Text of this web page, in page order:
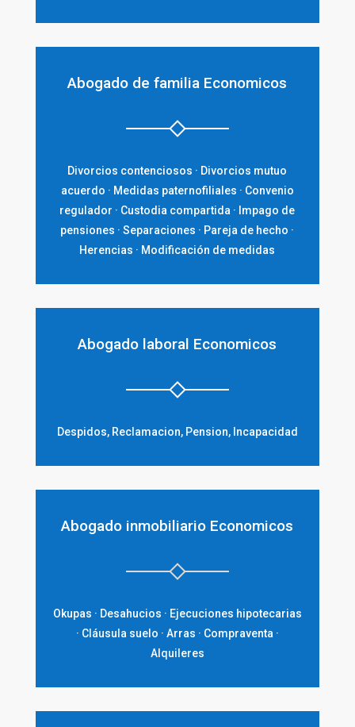
Abogado de familia Economicos
Divorcios contenciosos · Divorcios mutuo
acuerdo · Medidas paternofiliales · Convenio
regulador · Custodia compartida · Impago de
pensiones · Separaciones · Pareja de hecho ·
Herencias · Modificación de medidas
Abogado laboral Economicos
Despidos, Reclamacion, Pension, Incapacidad
Abogado inmobiliario Economicos
Okupas · Desahucios · Ejecuciones hipotecarias
· Cláusula suelo · Arras · Compraventa ·
Alquileres